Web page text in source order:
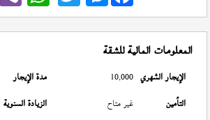
المعلومات المالية للشقة
الإيجار الشهري 10,000 مدة الإيجار
التأمين
غير متاح الزيادة السنوية